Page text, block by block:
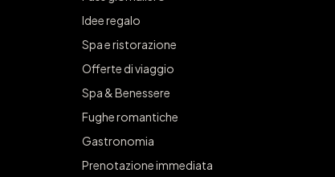
Idee regalo
Spa e ristorazione
Offerte di viaggio
Spa & Benessere
Fughe romantiche
Gastronomia
Prenotazione immediata